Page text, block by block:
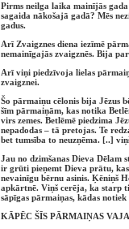
Pirms neilga laika mainījās
sagaida nākošajā gadā? Mēs
gadus.
Arī Zvaigznes diena iezīmē
nemainīgajās zvaigznēs. Bija
Arī viņi piedzīvoja lielas
zvaigznei.
Šo pārmaiņu cēlonis bija Jēzus
šīm pārmaiņām, kas notika
virs zemes. Betlēmē piedzima
nepadodas – tā pretojas. Te
bet tumsība to neuzņēma. [..]
Jau no dzimšanas Dieva Dēlam
ir grūti pieņemt Dieva prātu,
nevainīgu bērnu asinis. Ķēniņš
apkārtnē. Viņš cerēja, ka starp
sāpīgas pārmaiņas, kādas
KĀPĒC ŠĪS PĀRMAIŅAS